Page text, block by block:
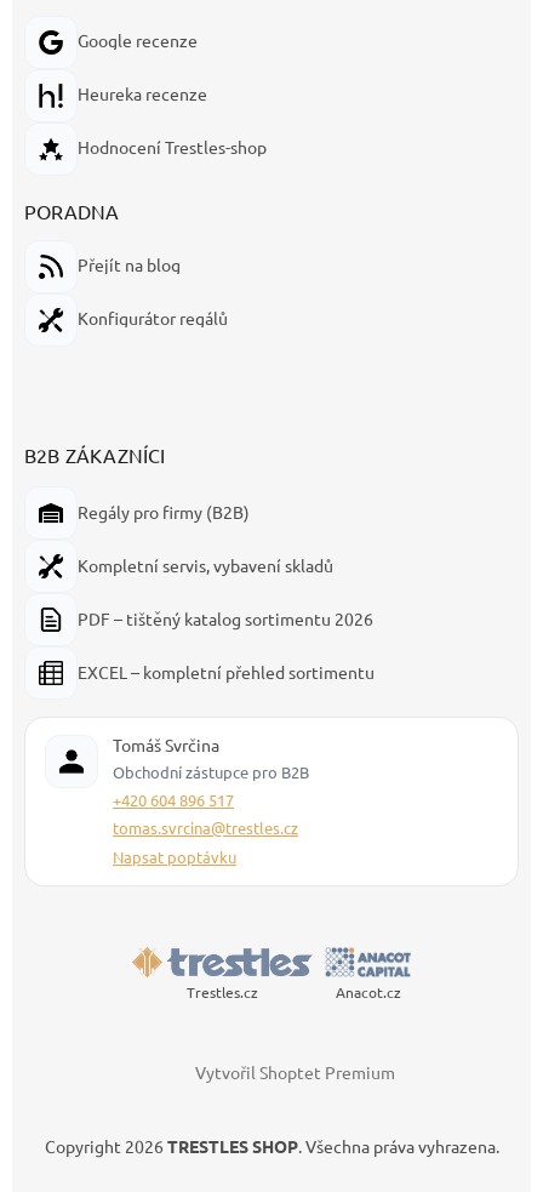
Google recenze
Heureka recenze
Hodnocení Trestles-shop
PORADNA
Přejít na blog
Konfigurátor regálů
B2B ZÁKAZNÍCI
Regály pro firmy (B2B)
Kompletní servis, vybavení skladů
PDF – tištěný katalog sortimentu 2026
EXCEL – kompletní přehled sortimentu
Tomáš Svrčina
Obchodní zástupce pro B2B
+420 604 896 517
tomas.svrcina@trestles.cz
Napsat poptávku
Trestles.cz Anacot.cz
Vytvořil Shoptet Premium
Copyright 2026 TRESTLES SHOP. Všechna práva vyhrazena.